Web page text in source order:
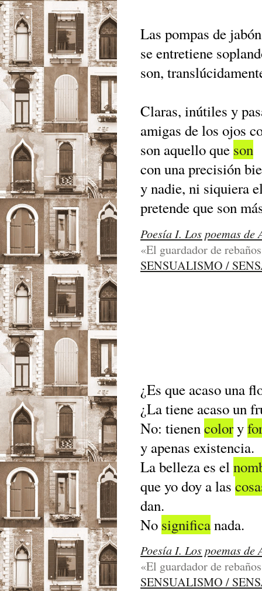
Las pompas de
se entretiene
son,
Claras, inútiles y
amigas de los ojos
son aquello que son
con una precisión
y nadie, ni siquiera
pretende que son
Poesía I. Los poemas
«El guardador de
SENSUALISMO /
¿Es que acaso una
¿La tiene acaso un
No: tienencolory
y apenas existencia.
La belleza es el
que yo doy a las
dan.
No significanada.
Poesía I. Los poemas
«El guardador de
SENSUALISMO /